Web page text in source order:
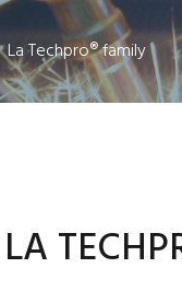
La Techpro® family